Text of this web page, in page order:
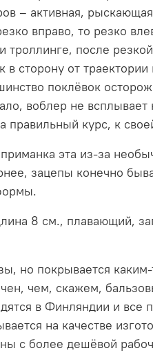
– активная,
вправо, то резко
троллинге, после
в сторону от
поклёвок
воблер не
правильный курс, к
эта из-за
зацепы конечно
8 см., плавающий,
но покрывается
чем, скажем,
в Финляндии и все
на качестве
с более дешёвой